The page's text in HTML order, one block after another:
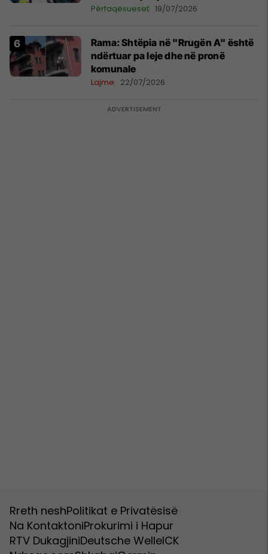
Përfaqësueset 19/07/2026
Rama: Shtëpia në "Rrugën A" është
ndërtuar pa leje dhe në pronë
komunale
Lajme 22/07/2026
Rreth neshPolitikat e Privatësisë
Na KontaktoniProkurimi i Hapur
RTV DukagjiniDeutsche WelleICK